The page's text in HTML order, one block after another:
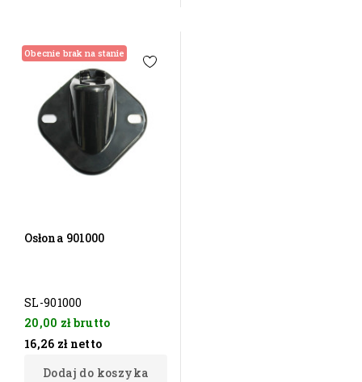
Obecnie brak na stanie
Osłona 901000
SL-901000
20,00 złbrutto
16,26 zł netto
Dodaj do koszyka